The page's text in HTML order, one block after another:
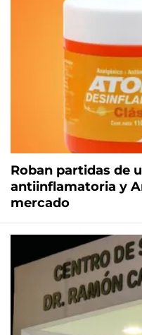
Roban partidas de
antiinflamatoria y
mercado